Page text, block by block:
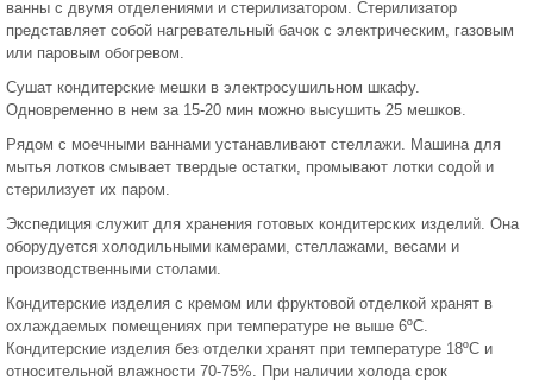
ванны с двумя отделениями и стерилизатором. Стерилизатор
представляет собой нагревательный бачок с электрическим, газовым
или паровым обогревом.
Сушат кондитерские мешки в электросушильном шкафу.
Одновременно в нем за 15-20 мин можно высушить 25 мешков.
Рядом с моечными ваннами устанавливают стеллажи. Машина для
мытья лотков смывает твердые остатки, промывают лотки содой и
стерилизует их паром.
Экспедиция служит для хранения готовых кондитерских изделий. Она
оборудуется холодильными камерами, стеллажами, весами и
производственными столами.
Кондитерские изделия с кремом или фруктовой отделкой хранят в
охлаждаемых помещениях при температуре не выше 6ºС.
Кондитерские изделия без отделки хранят при температуре 18ºС и
относительной влажности 70-75%. При наличии холода срок